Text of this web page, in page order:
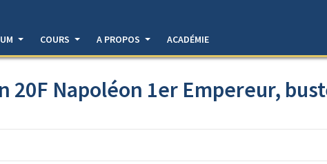
COURS A PROPOS ACADÉMIE
20F Napoléon 1er Empereur,